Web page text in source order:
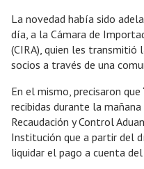
La novedad había sido
día, a la Cámara de
(CIRA), quien les
socios a través de una
En el mismo, precisaron
recibidas durante la
Recaudación y Control
Institución que a partir del
liquidar el pago a cuenta del